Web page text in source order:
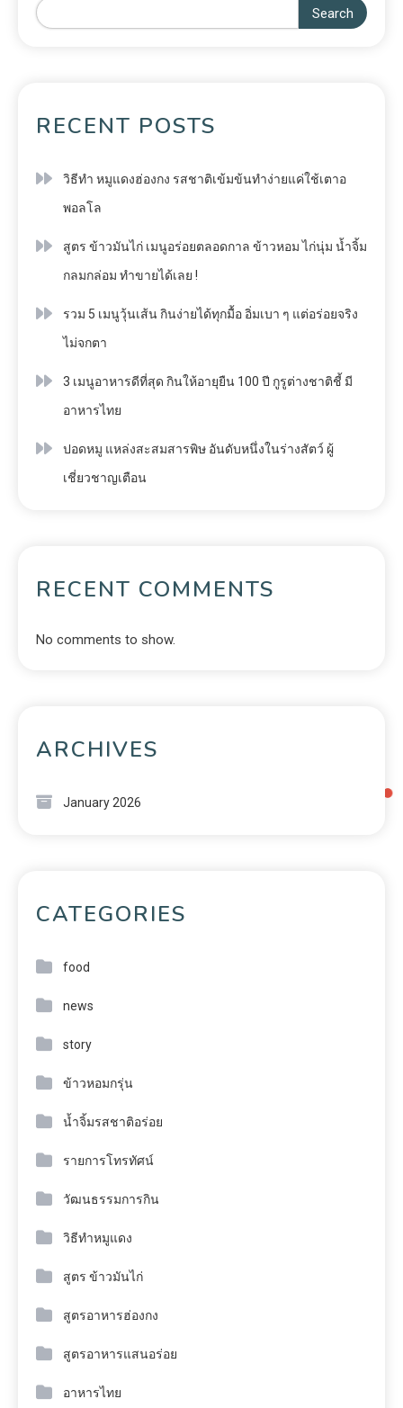
Search
RECENT POSTS
วิธีทำ หมูแดงฮ่องกง รสชาติเข้มข้นทำง่ายแค่ใช้เตาอ
พอลโล
สูตร ข้าวมันไก่ เมนูอร่อยตลอดกาล ข้าวหอม ไก่นุ่ม น้ำจิ้ม
กลมกล่อม ทำขายได้เลย !
รวม 5 เมนูวุ้นเส้น กินง่ายได้ทุกมื้อ อิ่มเบา ๆ แต่อร่อยจริง
ไม่จกตา
3 เมนูอาหารดีที่สุด กินให้อายุยืน 100 ปี กูรูต่างชาติชี้ มี
อาหารไทย
ปอดหมู แหล่งสะสมสารพิษ อันดับหนึ่งในร่างสัตว์ ผู้
เชี่ยวชาญเตือน
RECENT COMMENTS
No comments to show.
ARCHIVES
January 2026
CATEGORIES
food
news
story
ข้าวหอมกรุ่น
น้ำจิ้มรสชาติอร่อย
รายการโทรทัศน์
วัฒนธรรมการกิน
วิธีทำหมูแดง
สูตร ข้าวมันไก่
สูตรอาหารฮ่องกง
สูตรอาหารแสนอร่อย
อาหารไทย